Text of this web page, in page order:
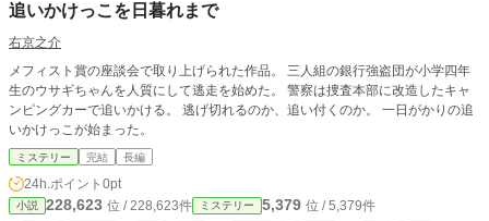
追いかけっこを日暮れまで
右京之介
メフィスト賞の座談会で取り上げられた作品。 三人組の銀行強盗団が小学四年
生のウサギちゃんを人質にして逃走を始めた。 警察は捜査本部に改造したキャ
ンピングカーで追いかける。 逃げ切れるのか、追い付くのか。 一日がかりの追
いかけっこが始まった。
ミステリー 完結 長編
24h.ポイント 0pt
小説 228,623 位 / 228,623件 ミステリー 5,379 位 / 5,379件